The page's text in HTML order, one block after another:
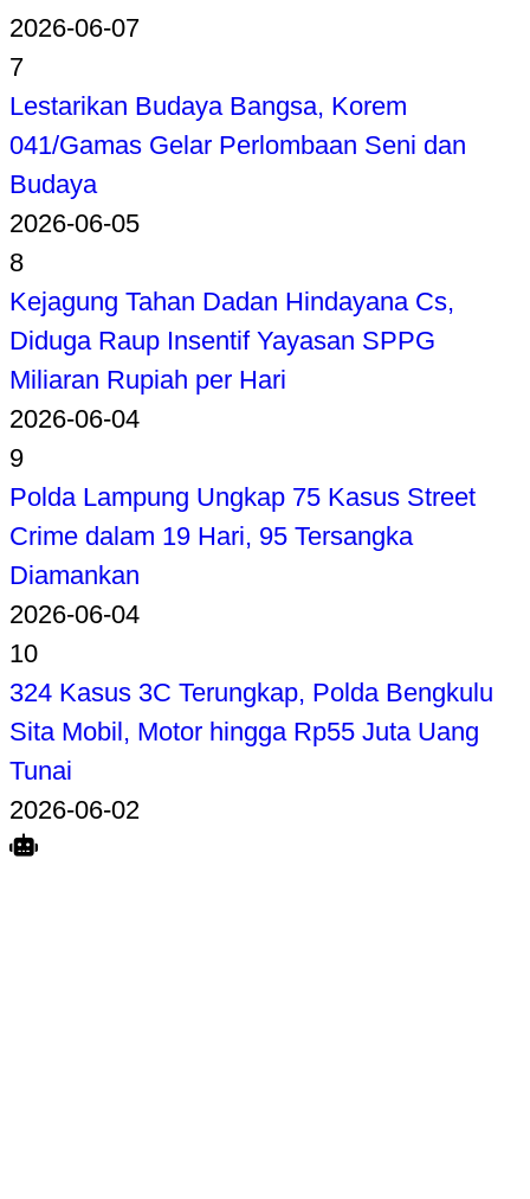
2026-06-07
7
Lestarikan Budaya Bangsa, Korem
041/Gamas Gelar Perlombaan Seni dan
Budaya
2026-06-05
8
Kejagung Tahan Dadan Hindayana Cs,
Diduga Raup Insentif Yayasan SPPG
Miliaran Rupiah per Hari
2026-06-04
9
Polda Lampung Ungkap 75 Kasus Street
Crime dalam 19 Hari, 95 Tersangka
Diamankan
2026-06-04
10
324 Kasus 3C Terungkap, Polda Bengkulu
Sita Mobil, Motor hingga Rp55 Juta Uang
Tunai
2026-06-02